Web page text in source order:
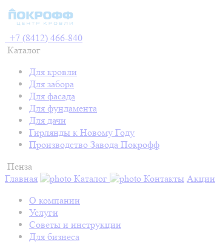
+7 (8412) 466-840
Каталог
Для кровли
Для забора
Для фасада
Для фундамента
Для дачи
Гирлянды к Новому Году
Производство Завода Покрофф
Пенза
Главная
Каталог Контакты Акции
О компании
Услуги
Советы и инструкции
Для бизнеса